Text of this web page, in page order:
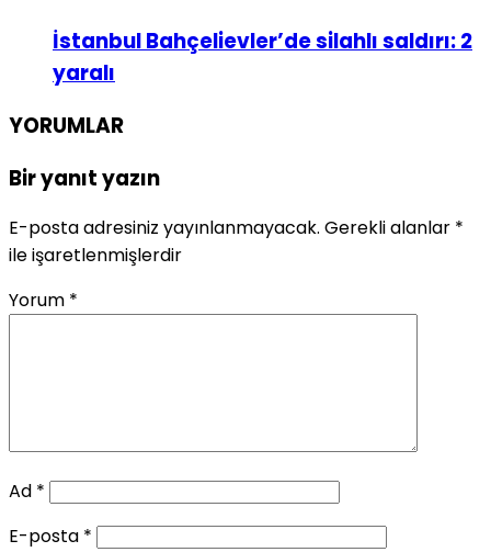
İstanbul Bahçelievler’de silahlı saldırı: 2
yaralı
YORUMLAR
Bir yanıt yazın
E-posta adresiniz yayınlanmayacak. Gerekli alanlar *
ile işaretlenmişlerdir
Yorum *
Ad *
E-posta *